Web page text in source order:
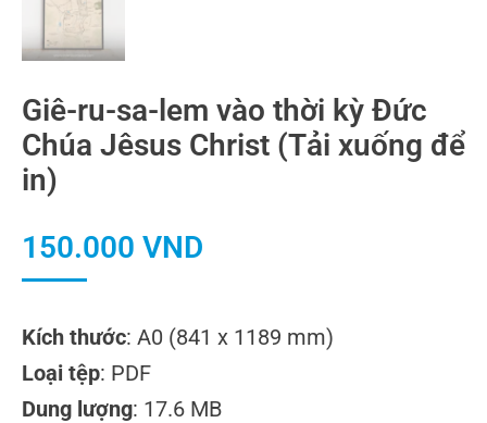
Giê-ru-sa-lem vào thời kỳ Đức
Chúa Jêsus Christ (Tải xuống để
in)
150.000 VND
Kích thước: A0 (841 x 1189 mm)
Loại tệp: PDF
Dung lượng: 17.6 MB